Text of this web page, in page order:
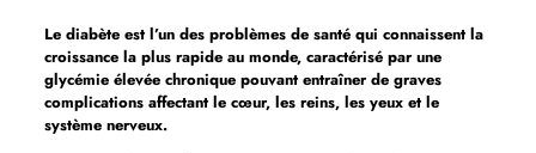
Le diabète est l’un des problèmes de santé qui connaissent la
croissance la plus rapide au monde, caractérisé par une
glycémie élevée chronique pouvant entraîner de graves
complications affectant le cœur, les reins, les yeux et le
système nerveux.